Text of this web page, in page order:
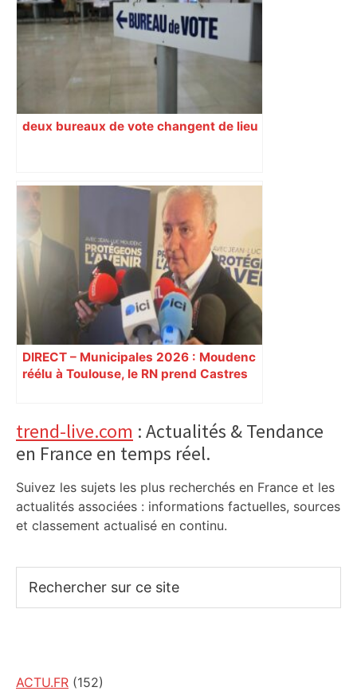
cinquantaine de migrants évacuée –
Actu.fr
deux bureaux de vote changent de lieu
DIRECT – Municipales 2026 : Moudenc
réélu à Toulouse, le RN prend Castres
Primary
Sidebar
trend-live.com : Actualités & Tendance
en France en temps réel.
Suivez les sujets les plus recherchés en France et les
actualités associées : informations factuelles, sources
et classement actualisé en continu.
sur
ACTU.FR (152)